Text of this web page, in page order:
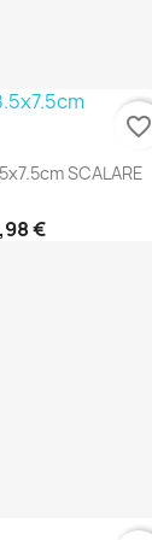
rapide
SCALARE
€
favorite_border